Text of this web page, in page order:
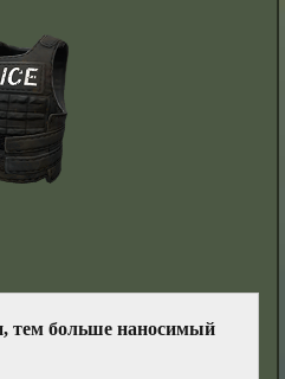
тем больше наносимый